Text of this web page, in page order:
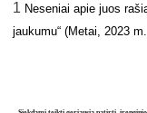
1 Neseniai apie juos
jaukumu“ (Metai, 2023